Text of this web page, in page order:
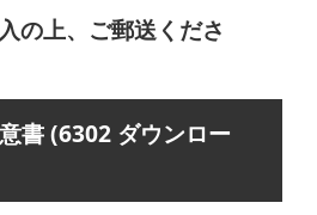
の上、ご郵送くださ
書 (6302 ダウンロー